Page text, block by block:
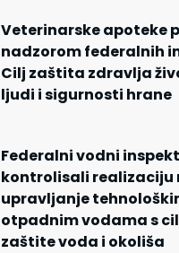
Veterinarske apoteke
nadzorom federalnih
Cilj zaštita zdravlja
ljudi i sigurnosti hrane
Federalni vodni
kontrolisali realizaciju
upravljanje
otpadnim vodama s
zaštite voda i okoliša